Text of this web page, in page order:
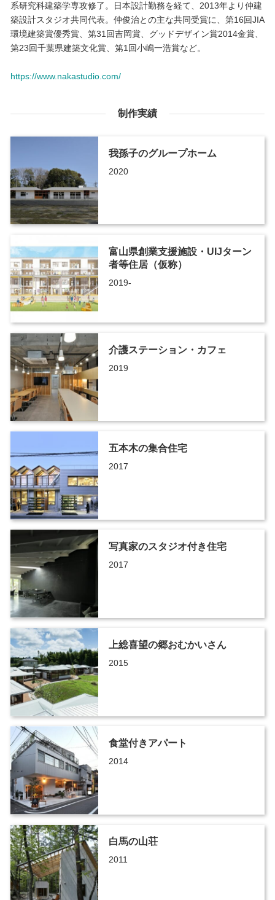
系研究科建築学専攻修了。日本設計勤務を経て、2013年より仲建
築設計スタジオ共同代表。仲俊治との主な共同受賞に、第16回JIA
環境建築賞優秀賞、第31回吉岡賞、グッドデザイン賞2014金賞、
第23回千葉県建築文化賞、第1回小嶋一浩賞など。
https://www.nakastudio.com/
制作実績
我孫子のグループホーム
2020
富山県創業支援施設・UIJターン
者等住居（仮称）
2019-
介護ステーション・カフェ
2019
五本木の集合住宅
2017
写真家のスタジオ付き住宅
2017
上総喜望の郷おむかいさん
2015
食堂付きアパート
2014
白馬の山荘
2011